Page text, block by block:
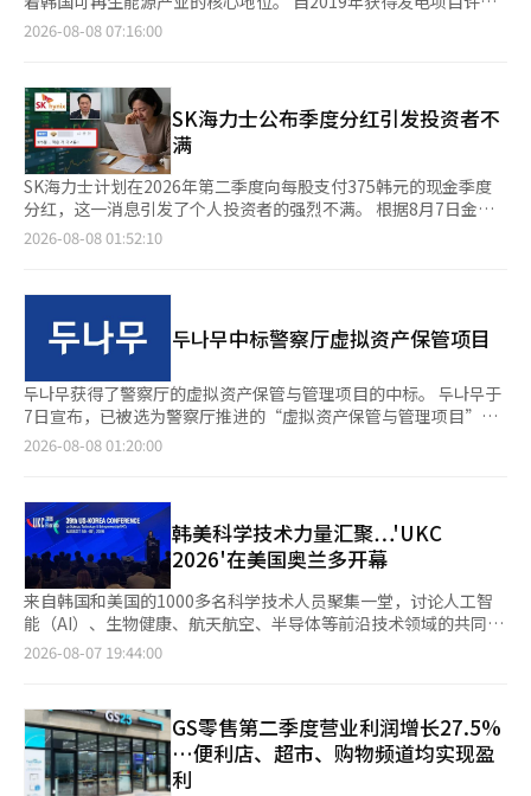
而不是仅凭简单的平均等级来判断合格可能性。 学种为定性评
估……必须确认录取变动及大学发布标准 对于学生综合评价（学
括出勤、详细能力及特长（特特）、社团活动等，从学业能力、职
业能力、共同体能力的角度进行定性评估。 即使内申等级稍低，
但在材料或面试中表现出优势的案例并不少见，因此考生应多角度
审视大学的评估标准及材料、面试的反映比例，而不仅仅关注入结
中显示的课程成绩数值。 此外，录取变动情况和大学发布标准的
差异也是不可忽视的因素。招生人数的增减、面试的引入、最低学
力标准的放宽或废除等都会对申请者的竞争率和合格线产生直接或
间接的影响。 同时，各大学的入结发布标准是‘最终合格者（首
结合 在提前申请策略中，实际变量的隐藏指标就是‘充员率（追
加合格率）’。充员率是指相对于招生人数，实际追加合格人数的
随之扩大。 尤其是当充员率与最低学力标准的满足率结合时，其
影响力更为显著。例如，西江大学地区平衡选拔化学专业的招生人
数为5人，但有46人申请，满足最低学力标准的考生为37人，充员
金炳镇所长表示：“学生课程评价选拔中重复合格的情况较多，因
此充员率通常较高，而学种或论述选拔由于大学评估要素的差异，
充员率相对较低。”他建议：“应仔细审查希望申请的招生单位最
近2~3年的充员率趋势，精心构建上升、信心、稳定申请的组
合。”※ 本报道经人工智能（AI）系统翻译与编辑。
领导人哲学的场合，作为知识生态系统中心和国家竞争力堡垒
的‘高等教育（大学）’却显得缺乏存在感，令人失望。在总统的
构和大学入学的瓶颈上。 当天总统发言中对大学入学制度的核心
认识是对现行‘大学入学能力考试（高考）’的强烈不信任和怀
疑。总统称30年来持续的客观性高考为“选择正确答案的机械重复
训练”和“初级计算机也能轻松完成的客观性高考”，直接批评了
陷入评估便利主义的教育行政。对转向主观性、书面和论述型评估
以改变中小学教学方式的批评是合理的。然而，这种批评的视角仅
停留在中小学教育的正常化和入学公平性上，并未扩展到应接受这
种评估并培养未来人才的‘大学’角色上。 李在明总统对高等教
非‘独立的学术中心’。在工作报告的答复过程中，总统的关注点
入学自主权等行政成果和地方人才的保障上。连续17年的学费冻结
政策导致大学财务的自生能力丧失，研究型大学的全球竞争力下
降，地方大学的特色化、基础学科的重要性、与海外知名大学的交
流等大学面临的重要议题却未曾深入探讨过一次。 更深层次的问
题在于，讨论大学入学制度改革的方式中显露出的‘对大学自主权
的不信任’。总统表示“触及入学制度的例子没有得到称赞”，同
主性和人才选拔权却未被提及。对大学的看法似乎仅仅是将其视为
被动执行国家所设定的入学指南，并迅速提供产业界所需的技术人
才的‘人力培养所’。 教育并非仅在中小学的基础学力中完成。
在知识霸权战争愈演愈烈的时代，决定国家水平的最终是作为最高
学术殿堂的大学的竞争力。只要国家领导人将高等教育仅视为解决
入学问题的基础结构或地方照护的工具，韩国教育的根本性飞跃将
是不可能的。国家领导人必须在其脑海中确立对‘高等教育’的明
现。※ 本报道经人工智能（AI）系统翻译与编辑。
以来，由于农业发展区的规制，项目长期停滞。经过海宁县、前南
举行了‘海宁再生复合区太阳能发电开工仪式’，正式启动
400MW发电站的建设。 出席开工仪式的有气候能源环境部部长金
成焕、前南光州综合特别市副市长黄基妍、海宁县长名贤官、国会
议员朴志源、地方居民代表及韩国南东发电社长等250余人。 该项
目将在海宁县文内面和黄山面一带的479万㎡盐碱地上投资6807亿
韩元，建设总规模为400MW的太阳能发电站。 发电站还将包括全
国最大规模的10MW农业型太阳能设施。预计在未来两年内完成建
设，并于2028年投入商业运营，运营期为20年。 此次开工具有重
正轨。 海宁再生复合区太阳能发电项目于2019年获得发电项目许
可，但由于项目地点的生产力较低，被划入农业发展区，导致大规
模太阳能发电设施的安装面临困难。 为此，海宁县与前南光州综
合特别市、韩国南东发电共同向政府持续建议解除农业发展区限制
及推进太阳能发电项目的必要性，助力项目正常化。 结果，去年
10月该项目被纳入总统主持的‘核心规制合理化战略会议’议程，
11月农业部批准解除农业发展区限制及农地转用许可，最大障碍得
以消除。 经过长时间的停滞，项目终于进入开工阶段，名贤官县
尤其值得注意的是，海宁生产的可再生能源将用于国内领先的半导
体企业的RE100实施。 发电站生产的电力将通过直接电力购买协
议(PPA)供应给SK海力士。这不仅支持企业实现RE100目标，还提
升全球出口竞争力，同时使海宁成为高科技产业所需的可再生能源
供应基地。 太阳能发电设施所需的主要设备将100%使用国产产
品，预计将有助于激活国内太阳能产业及相关产业生态系统。 还
将推进与地方居民共享发电项目收益的共赢模式。 计划向文内面
和黄山面的居民提供发展基金，并在发电站运营的20年内与居民共
该项目不仅在地区内建设大规模发电设施，还将与居民共享发电收
益，并通过基础设施和福利的扩展构建地方共生型可再生能源模
型。 海宁县在国家AI计算中心开工后，国内最大规模的太阳能发电
站也正式启动，迅速扩大与可再生能源及高科技产业相结合的未来
2026-08-08 07:16:00
SK海力士公布季度分红引发投资者不
满
SK海力士计划在2026年第二季度向每股支付375韩元的现金季度
分红，这一消息引发了个人投资者的强烈不满。 根据8月7日金融
监督院电子公告系统(DART)的公告，SK海力士决定每股普通股分
主要股票社区和投资者纷纷批评称：“尽管业绩创历史新高，股东
回报却依然是‘微不足道’。” 尤其是一位投资者表示，基于SK
海力士的市值和股价，“即使持有价值10亿韩元的股票，这次季度
亿韩元，但与预计的员工绩效奖金总额（约20万亿至25万亿韩
元）相比，股东回报显得微不足道。” 实际上，网友们也对国内
股市股东回报的消极态度进行了讽刺，反应激烈。 在线社区的网
友们表示：“即使持有100亿韩元的股票，也只能买一部三星折叠
头”，“市价分红率0.02%实在太低了”，“难怪大家都去美股
了”，“果然三星电子更有底蕴”等等。 专家们也指出：“尽管
企业创下历史新高的业绩，但如果股东回报率仍然无法与之匹配，
那么韩国股市的‘韩国折扣’问题将难以解决。”※ 本报道经人
工智能（AI）系统翻译与编辑。
2026-08-08 01:52:10
두나무中标警察厅虚拟资产保管项目
두나무获得了警察厅的虚拟资产保管与管理项目的中标。 두나무于
7日宣布，已被选为警察厅推进的“虚拟资产保管与管理项目”的
最终中标者。 该项目旨在建立对扣押虚拟资产的安全保管和高效
了最终合同。合同期限为一年。 두나무将通过数字资产托管服
务“Upbit Custody”来保管和管理扣押的虚拟资产。该公司计划
运营365天24小时的实时监控系统，并在与外部互联网隔离的冷钱
包环境中管理资产。 Upbit Custody将应用多方计算（MPC）、分
散密钥生成（DKG）、多重签名等安全技术。根据资产种类和用
途，提供分离管理钱包的功能。 此次项目是将警察厅扣押的数字
资产的保管与管理体系委托给民间专业机构，두나무将利用其积累
的数字资产托管和安全技术来执行该项目。 두나무相关人士表
的初衷，并将基于积累的安全技术和控制能力，为公共安全和数字
治安基础设施的稳定性提升作出贡献。”※ 本报道经人工智能
（AI）系统翻译与编辑。
2026-08-08 01:20:00
韩美科学技术力量汇聚…'UKC
2026'在美国奥兰多开幕
来自韩国和美国的1000多名科学技术人员聚集一堂，讨论人工智
能（AI）、生物健康、航天航空、半导体等前沿技术领域的共同研
究和技术商业化方案。 韩国科学技术团体总联合会（科学技术团
间）在美国佛罗里达州奥兰多开幕。 UKC是北美地区举办的韩人
科学技术学术大会。自1994年首次举办以来，自2002年起与科学
技术团体总联合会合作进行。今年的主题为'从想象到创新，再到
现实（From Imagination to Innovation–Into Reality）'。
2026-08-07 19:44:00
GS零售第二季度营业利润增长27.5%
…便利店、超市、购物频道均实现盈
利